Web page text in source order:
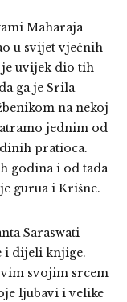
Maharaja
u svijet vječnih
je uvijek dio tih
ga je Srila
na nekoj
jednim od
pratioca.
godina i od tada
gurua i Krišne.
Saraswati
i dijeli knjige.
svojim srcem
ljubavi i velike